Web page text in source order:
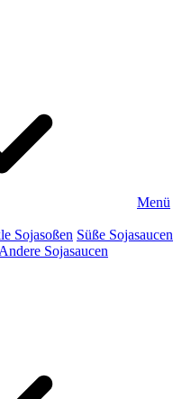
Menü
Sojasoßen Süße Sojasaucen
Andere Sojasaucen